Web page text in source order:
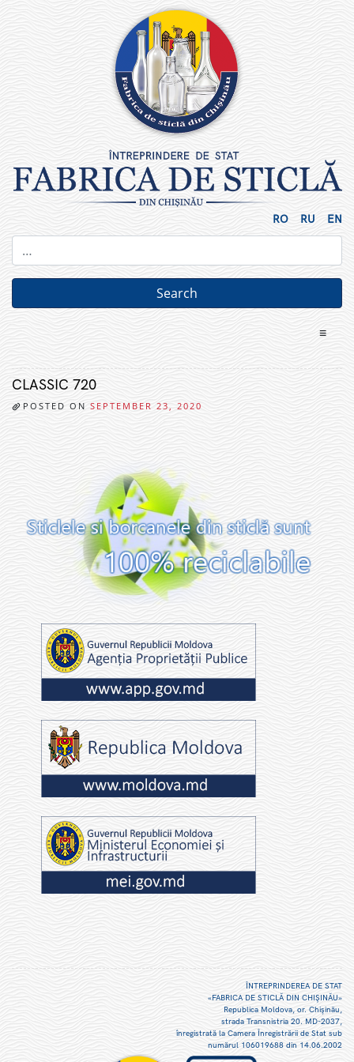
RO RU EN
≡
CLASSIC 720
POSTED ON SEPTEMBER 23, 2020
ÎNTREPRINDEREA DE STAT
«FABRICA DE STICLĂ DIN CHIŞINĂU»
Republica Moldova, or. Chişinău,
strada Transnistria 20. MD-2037,
înregistrată la Camera Înregistrării de Stat sub
numărul 106019688 din 14.06.2002